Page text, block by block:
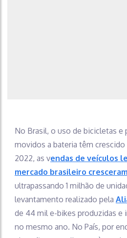
No Brasil, o uso de bicicletas e
movidos a bateria têm
2022, as vendas de veículos
mercado brasileiro
ultrapassando 1 milhão de
levantamento realizado pela
de 44 mil e-bikes produzidas e
no mesmo ano. No País, por